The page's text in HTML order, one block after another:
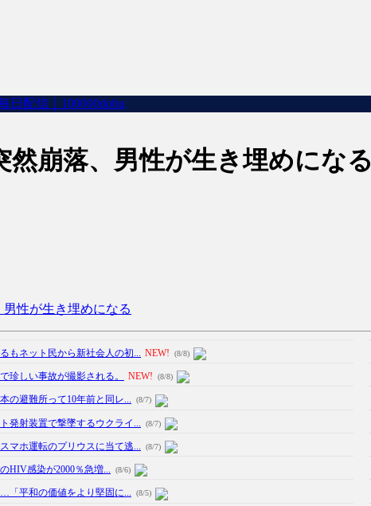
日配信｜100000dobu
然崩落、男性が生き埋めになる
性が生き埋めになる
もネット民から新社会人の初... NEW! (8/8)
珍しい事故が撮影される。 NEW! (8/8)
の避難所って10年前と同レ... (8/7)
発射装置で撃墜するウクライ... (8/7)
マホ運転のプリウスに当て逃... (8/7)
HIV感染が2000％急増... (8/6)
「平和の価値をより堅固に... (8/5)